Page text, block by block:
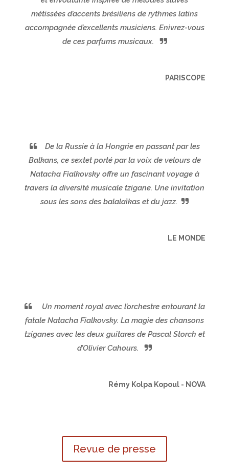
métissées d’accents brésiliens de rythmes latins
accompagnée d’excellents musiciens. Enivrez-vous
de ces parfums musicaux.
PARISCOPE
De la Russie à la Hongrie en passant par les
Balkans, ce sextet porté par la voix de velours de
Natacha Fialkovsky offre un fascinant voyage à
travers la diversité musicale tzigane. Une invitation
sous les sons des balalaïkas et du jazz.
LE MONDE
Un moment royal avec l’orchestre entourant la
fatale Natacha Fialkovsky. La magie des chansons
tziganes avec les deux guitares de Pascal Storch et
d’Olivier Cahours.
Rémy Kolpa Kopoul - NOVA
Revue de presse